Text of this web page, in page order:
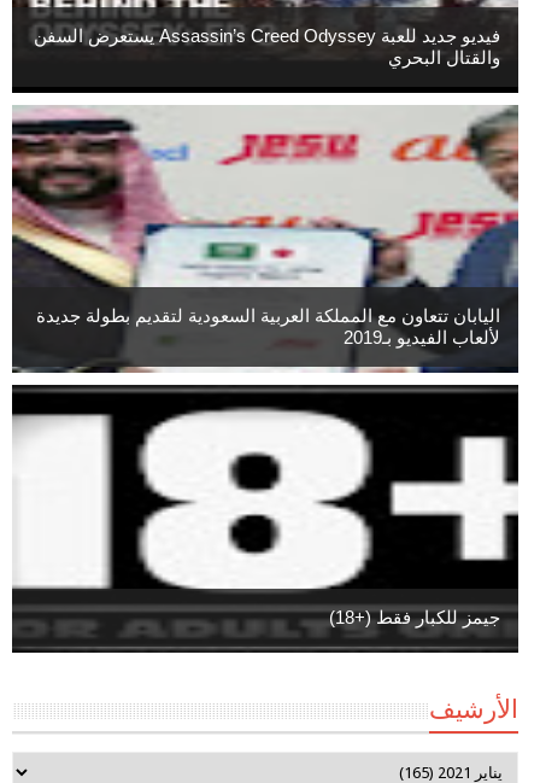
فيديو جديد للعبة Assassin’s Creed Odyssey يستعرض السفن
والقتال البحري
اليابان تتعاون مع المملكة العربية السعودية لتقديم بطولة جديدة
لألعاب الفيديو بـ2019
جيمز للكبار فقط (+18)
الأرشيف